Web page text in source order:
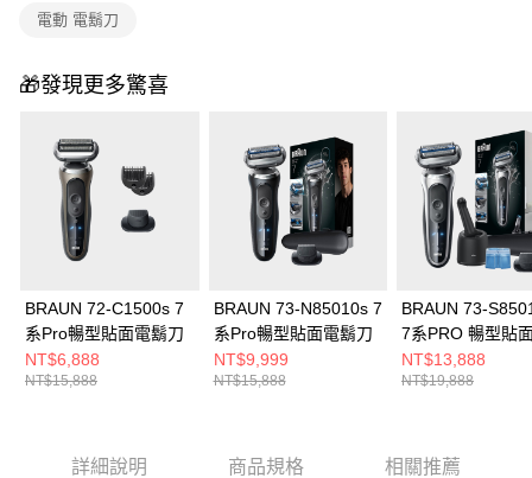
電動 電鬍刀
🎁發現更多驚喜
BRAUN 72-C1500s 7
系Pro暢型貼面電鬍刀
NT$6,888
NT$15,888
BRAUN 73-N85010s 7
系Pro暢型貼面電鬍刀
NT$9,999
NT$15,888
BRAUN 73-
7系PRO 暢型貼
刀
NT$13,888
NT$19,888
詳細說明 商品規格 相關推薦